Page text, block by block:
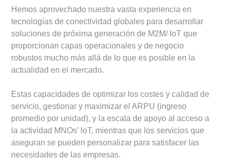
Hemos aprovechado nuestra vasta experiencia en
tecnologías de conectividad globales para desarrollar
soluciones de próxima generación de M2M/ loT que
proporcionan capas operacionales y de negocio
robustos mucho más allá de lo que es posible en la
actualidad en el mercado.
Estas capacidades de optimizar los costes y calidad de
servicio, gestionar y maximizar el ARPU (ingreso
promedio por unidad), y la escala de apoyo al acceso a
la actividad MNOs’ loT, mientras que los servicios que
aseguran se pueden personalizar para satisfacer las
necesidades de las empresas.